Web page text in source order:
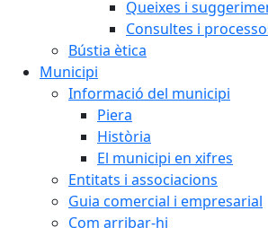
Queixes i
Consultes i
Bústia ètica
Municipi
Informació del municipi
Piera
Història
El municipi en xifres
Entitats i associacions
Guia comercial i empresarial
Com arribar-hi